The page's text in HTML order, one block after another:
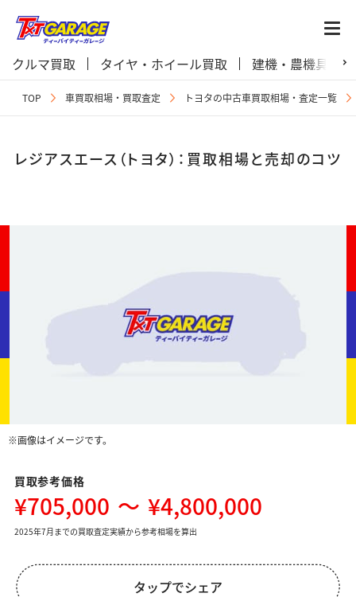
クルマ買取 タイヤ・ホイール買取 建機・農機具買取
TOP 車買取相場・買取査定 トヨタの中古車買取相場・査定一覧
レジアスエース（トヨタ）：買取相場と売却のコツ
※画像はイメージです。
買取参考価格
¥705,000 ～ ¥4,800,000
2025年7月までの買取査定実績から参考相場を算出
タップでシェア